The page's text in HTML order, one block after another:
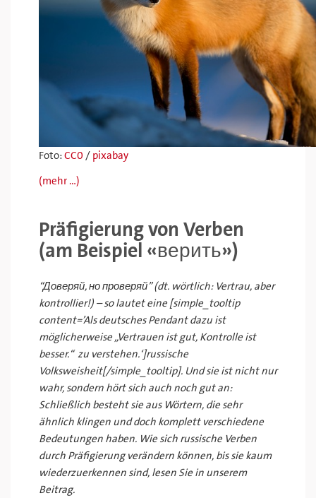
Foto: CC0 / pixabay
(mehr …)
Präfigierung von Verben
(am Beispiel «верить»)
“Доверяй, но проверяй” (dt. wörtlich: Vertrau, aber
kontrollier!) – so lautet eine [simple_tooltip
content=’Als deutsches Pendant dazu ist
möglicherweise „Vertrauen ist gut, Kontrolle ist
besser.“ zu verstehen.‘]russische
Volksweisheit[/simple_tooltip]. Und sie ist nicht nur
wahr, sondern hört sich auch noch gut an:
Schließlich besteht sie aus Wörtern, die sehr
ähnlich klingen und doch komplett verschiedene
Bedeutungen haben. Wie sich russische Verben
durch Präfigierung verändern können, bis sie kaum
wiederzuerkennen sind, lesen Sie in unserem
Beitrag.